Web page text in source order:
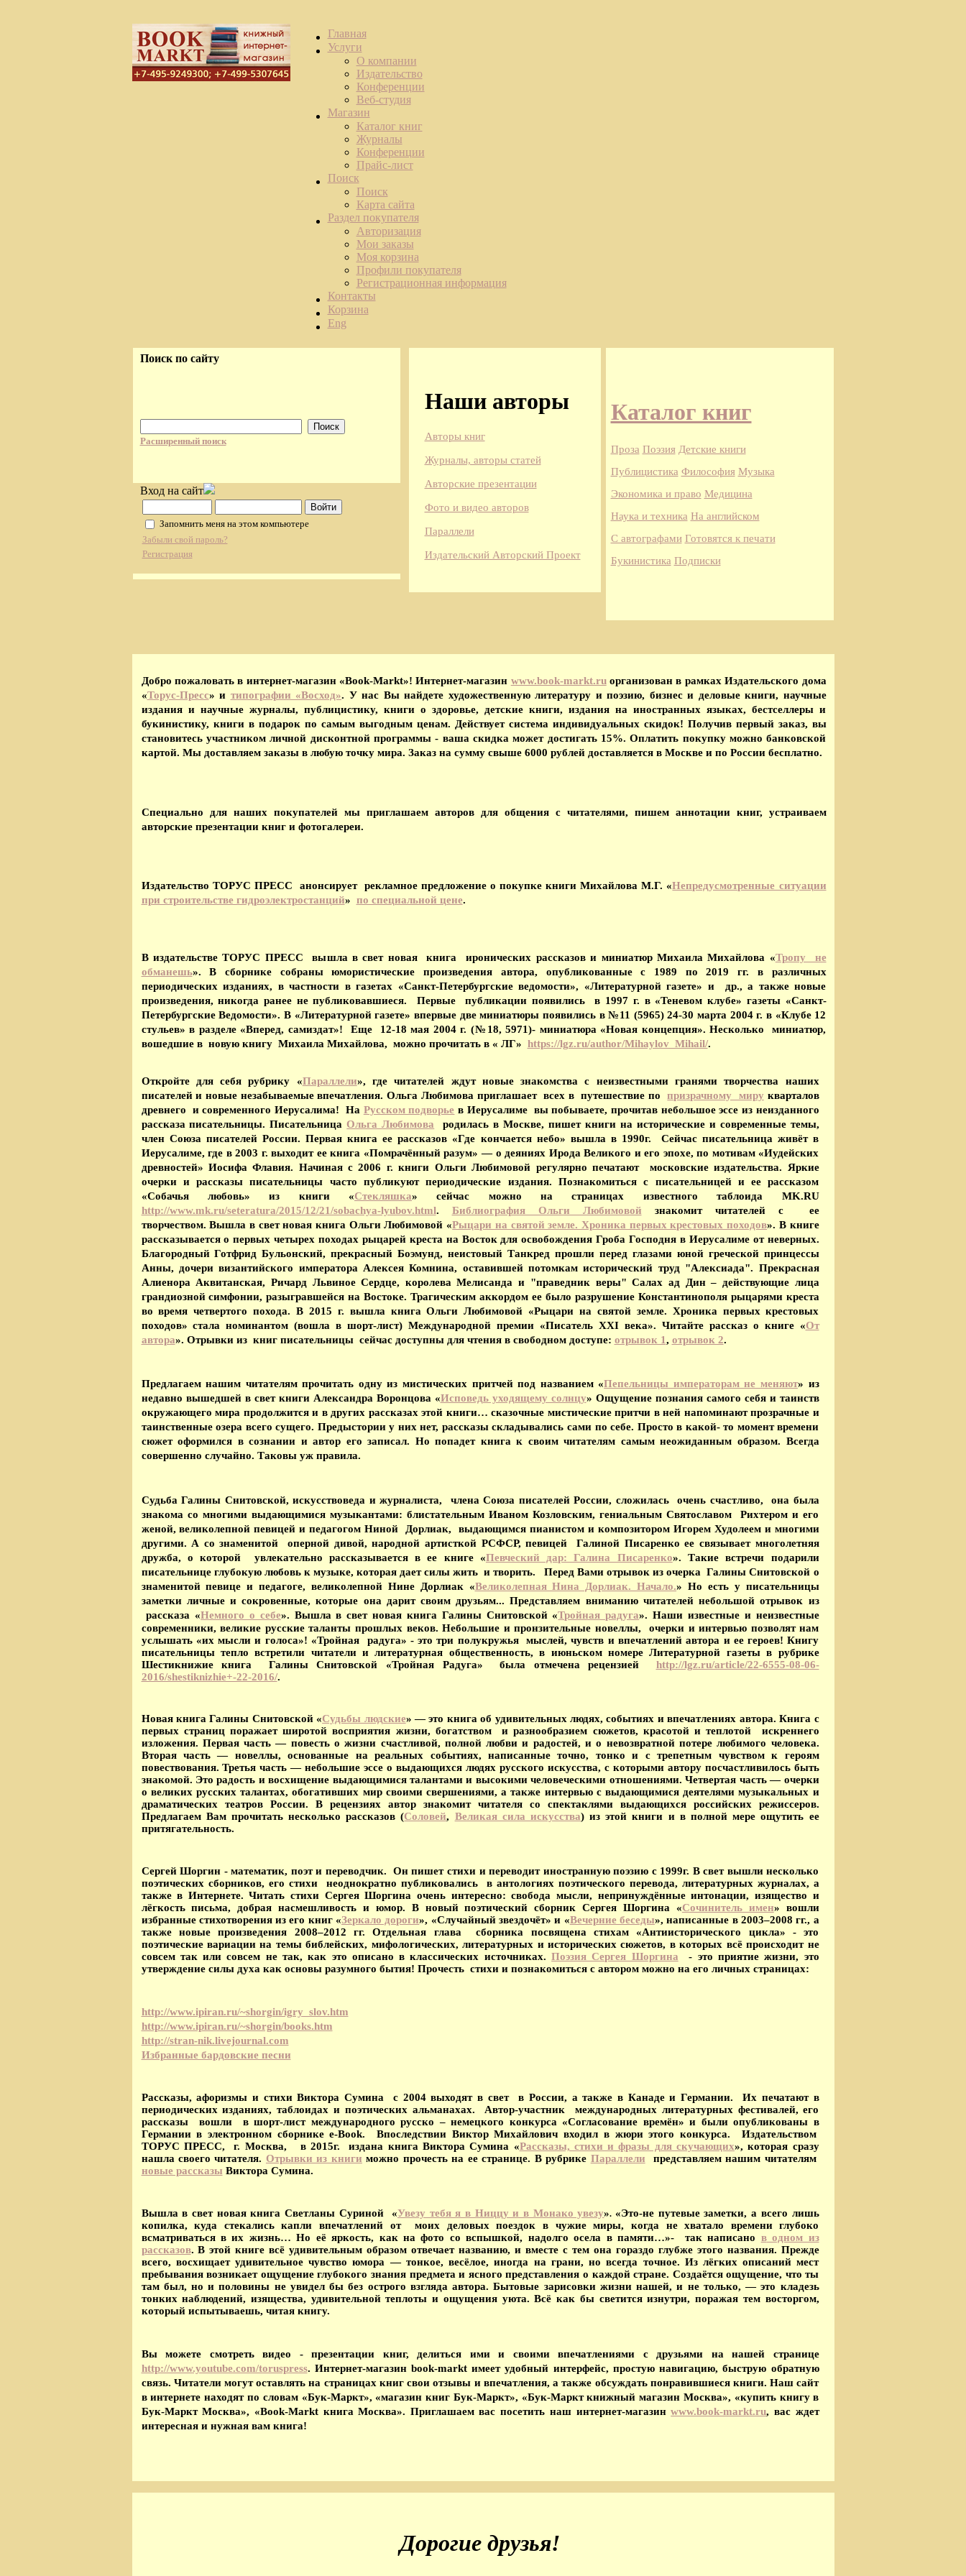
Главная
Услуги
О компании
Издательство
Конференции
Веб-студия
Магазин
Каталог книг
Журналы
Конференции
Прайс-лист
Поиск
Поиск
Карта сайта
Раздел покупателя
Авторизация
Мои заказы
Моя корзина
Профили покупателя
Регистрационная информация
Контакты
Корзина
Eng
Поиск по сайту
Расширенный поиск
Вход на сайт
Запомнить меня на этом компьютере
Забыли свой пароль?
Регистрация
Наши авторы
Авторы книг
Журналы, авторы статей
Авторские презентации
Фото и видео авторов
Параллели
Издательский Авторский Проект
Каталог книг
Проза Поэзия Детские книги
Публицистика Философия Музыка
Экономика и право Медицина
Наука и техника На английском
С автографами Готовятся к печати
Букинистика Подписки
Добро пожаловать в интернет-магазин «Book-Markt»! Интернет-магазин www.book-markt.ruорганизован в рамках Издательского дома
«Торус-Пресс» и типографии «Восход». У нас Вы найдете художественную литературу и поэзию, бизнес и деловые книги, научные
издания и научные журналы, публицистику, книги о здоровье, детские книги, издания на иностранных языках, бестселлеры и
букинистику, книги в подарок по самым выгодным ценам. Действует система индивидуальных скидок! Получив первый заказ, вы
становитесь участником личной дисконтной программы - ваша скидка может достигать 15%. Оплатить покупку можно банковской
картой. Мы доставляем заказы в любую точку мира. Заказ на сумму свыше 6000 рублей доставляется в Москве и по России бесплатно.
Специально для наших покупателей мы приглашаем авторов для общения с читателями, пишем аннотации книг, устраиваем
авторские презентации книг и фотогалереи.
Издательство ТОРУС ПРЕСС анонсирует рекламное предложение о покупке книги Михайлова М.Г. «Непредусмотренные ситуации
при строительстве гидроэлектростанций» по специальной цене.
В издательстве ТОРУС ПРЕСС вышла в свет новая книга иронических рассказов и миниатюр Михаила Михайлова «Тропу не
обманешь». В сборнике собраны юмористические произведения автора, опубликованные с 1989 по 2019 гг. в различных
периодических изданиях, в частности в газетах «Санкт-Петербургские ведомости», «Литературной газете» и др., а также новые
произведения, никогда ранее не публиковавшиеся. Первые публикации появились в 1997 г. в «Теневом клубе» газеты «Санкт-
Петербургские Ведомости». В «Литературной газете» впервые две миниатюры появились в №11 (5965) 24-30 марта 2004 г. в «Клубе 12
стульев» в разделе «Вперед, самиздат»! Еще 12-18 мая 2004 г. (№18, 5971)- миниатюра «Новая концепция». Несколько миниатюр,
вошедшие в новую книгу Михаила Михайлова, можно прочитать в « ЛГ» https://lgz.ru/author/Mihaylov_Mihail/.
Откройте для себя рубрику «Параллели», где читателей ждут новые знакомства с неизвестными гранями творчества наших
писателей и новые незабываемые впечатления. Ольга Любимова приглашает всех в путешествие попризрачному миру кварталов
древнего и современного Иерусалима! На Русском подворье в Иерусалиме вы побываете, прочитав небольшое эссе из неизданного
рассказа писательницы. ПисательницаОльга Любимова родилась в Москве, пишет книги на исторические и современные темы,
член Союза писателей России. Первая книга ее рассказов «Где кончается небо» вышла в 1990г. Сейчас писательница живёт в
Иерусалиме, где в 2003 г. выходит ее книга «Помрачённый разум» — о деяниях Ирода Великого и его эпохе, по мотивам «Иудейских
древностей» Иосифа Флавия. Начиная с 2006 г. книги Ольги Любимовой регулярно печатают московские издательства. Яркие
очерки и рассказы писательницы часто публикуют периодические издания. Познакомиться с писательницей и ее рассказом
«Собачья любовь» из книги «Стекляшка» сейчас можно на страницах известного таблоида MK.RU
http://www.mk.ru/seteratura/2015/12/21/sobachya-lyubov.html. Библиография Ольги Любимовой знакомит читателей с ее
творчеством.Вышла в свет новая книга Ольги Любимовой «Рыцари на святой земле. Хроника первых крестовых походов». В книге
рассказывается о первых четырех походах рыцарей креста на Восток для освобождения Гроба Господня в Иерусалиме от неверных.
Благородный Готфрид Бульонский, прекрасный Боэмунд, неистовый Танкред прошли перед глазами юной греческой принцессы
Анны, дочери византийского императора Алексея Комнина, оставившей потомкам исторический труд "Алексиада". Прекрасная
Алиенора Аквитанская, Ричард Львиное Сердце, королева Мелисанда и "праведник веры" Салах ад Дин – действующие лица
грандиозной симфонии, разыгравшейся на Востоке. Трагическим аккордом ее было разрушение Константинополя рыцарями креста
во время четвертого похода. В 2015 г. вышла книга Ольги Любимовой «Рыцари на святой земле. Хроника первых крестовых
походов» стала номинантом (вошла в шорт-лист) Международной премии «Писатель XXI века». Читайте рассказ о книге «От
автора». Отрывки из книг писательницы сейчас доступны для чтения в свободном доступе: отрывок 1, отрывок 2.
Предлагаем нашим читателям прочитать одну из мистических притчей под названием «Пепельницы императорам не меняют» из
недавно вышедшей в свет книги Александра Воронцова «Исповедь уходящему солнцу» Ощущение познания самого себя и таинств
окружающего мира продолжится и в других рассказах этой книги… сказочные мистические притчи в ней напоминают прозрачные и
таинственные озера всего сущего. Предыстории у них нет, рассказы складывались сами по себе. Просто в какой- то момент времени
сюжет оформился в сознании и автор его записал. Но попадет книга к своим читателям самым неожиданным образом. Всегда
совершенно случайно. Таковы уж правила.
Судьба Галины Снитовской, искусствоведа и журналиста, члена Союза писателей России, сложилась очень счастливо, она была
знакома со многими выдающимися музыкантами: блистательным Иваном Козловским, гениальным Святославом Рихтером и его
женой, великолепной певицей и педагогом Ниной Дорлиак, выдающимся пианистом и композитором Игорем Худолеем и многими
другими. А со знаменитой оперной дивой, народной артисткой РСФСР, певицей Галиной Писаренко ее связывает многолетняя
дружба, о которой увлекательно рассказывается в ее книге «Певческий дар: Галина Писаренко». Такие встречи подарили
писательнице глубокую любовь к музыке, которая дает силы жить и творить. Перед Вами отрывок из очерка Галины Снитовской о
знаменитой певице и педагоге, великолепной Нине Дорлиак «Великолепная Нина Дорлиак. Начало.» Но есть у писательницы
заметки личные и сокровенные, которые она дарит своим друзьям... Представляем вниманию читателей небольшой отрывок из
рассказа «Немного о себе». Вышла в свет новая книга Галины Снитовской «Тройная радуга». Наши известные и неизвестные
современники, великие русские таланты прошлых веков. Небольшие и пронзительные новеллы, очерки и интервью позволят нам
услышать «их мысли и голоса»! «Тройная радуга» - это три полукружья мыслей, чувств и впечатлений автора и ее героев! Книгу
писательницы тепло встретили читатели и литературная общественность, в июньском номере Литературной газеты в рубрике
Шестикнижие книга Галины Снитовской «Тройная Радуга» была отмечена рецензией http://lgz.ru/article/22-6555-08-06-
2016/shestiknizhie+-22-2016/.
Новая книга Галины Снитовской «Судьбы людские» — это книга об удивительных людях, событиях и впечатлениях автора. Книга с
первых страниц поражает широтой восприятия жизни, богатством и разнообразием сюжетов, красотой и теплотой искреннего
изложения. Первая часть — повесть о жизни счастливой, полной любви и радостей, и о невозвратной потере любимого человека.
Вторая часть — новеллы, основанные на реальных событиях, написанные точно, тонко и с трепетным чувством к героям
повествования. Третья часть — небольшие эссе о выдающихся людях русского искусства, с которыми автору посчастливилось быть
знакомой. Это радость и восхищение выдающимися талантами и высокими человеческими отношениями. Четвертая часть — очерки
о великих русских талантах, обогативших мир своими свершениями, а также интервью с выдающимися деятелями музыкальных и
драматических театров России. В рецензиях автор знакомит читателя со спектаклями выдающихся российских режиссеров.
Предлагаем Вам прочитать несколько рассказов (Соловей, Великая сила искусства) из этой книги и в полной мере ощутить ее
притягательность.
Сергей Шоргин - математик, поэт и переводчик. Он пишет стихи и переводит иностранную поэзию с 1999г. В свет вышли несколько
поэтических сборников, его стихи неоднократно публиковались в антологиях поэтического перевода, литературных журналах, а
также в Интернете. Читать стихи Сергея Шоргина очень интересно: свобода мысли, непринуждённые интонации, изящество и
лёгкость письма, добрая насмешливость и юмор. В новый поэтический сборник Сергея Шоргина «Сочинитель имен» вошли
избранные стихотворения из его книг «Зеркало дороги», «Случайный звездочёт» и «Вечерние беседы», написанные в 2003–2008 гг., а
также новые произведения 2008–2012 гг. Отдельная глава сборника посвящена стихам «Антиисторического цикла» - это
поэтические вариации на темы библейских, мифологических, литературных и исторических сюжетов, в которых всё происходит не
совсем так или совсем не так, как это описано в классических источниках.Поэзия Сергея Шоргина - это приятие жизни, это
утверждение силы духа как основы разумного бытия! Прочесть стихи и познакомиться с автором можно на его личных страницах:
http://www.ipiran.ru/~shorgin/igry_slov.htm
http://www.ipiran.ru/~shorgin/books.htm
http://stran-nik.livejournal.com
Избранные бардовские песни
Рассказы, афоризмы и стихи Виктора Сумина с 2004 выходят в свет в России, а также в Канаде и Германии. Их печатают в
периодических изданиях, таблоидах и поэтических альманахах. Автор-участник международных литературных фестивалей, его
рассказы вошли в шорт-лист международного русско – немецкого конкурса «Согласование времён» и были опубликованы в
Германии в электронном сборнике e-Book. Впоследствии Виктор Михайлович входил в жюри этого конкурса. Издательством
ТОРУС ПРЕСС, г. Москва, в 2015г. издана книга Виктора Сумина «Рассказы, стихи и фразы для скучающих», которая сразу
нашла своего читателя. Отрывки из книги можно прочесть на ее странице. В рубрике Параллели представляем нашим читателям
новые рассказы Виктора Сумина.
Вышла в свет новая книга Светланы Суриной «Увезу тебя я в Ниццу и в Монако увезу».«Это-не путевые заметки, а всего лишь
копилка, куда стекались капли впечатлений от моих деловых поездок в чужие миры, когда не хватало времени глубоко
всматриваться в их жизнь…Но её яркость, как на фото со вспышкой, надолго осела в памяти…»- так написано водном из
рассказов. В этой книге всё удивительным образом отвечает названию, и вместе с тем она гораздо глубже этого названия. Прежде
всего, восхищает удивительное чувство юмора — тонкое, весёлое, иногда на грани, но всегда точное. Из лёгких описаний мест
пребывания возникает ощущение глубокого знания предмета и ясного представления о каждой стране. Создаётся ощущение, что ты
там был, но и половины не увидел бы без острого взгляда автора. Бытовые зарисовки жизни нашей, и не только, — это кладезь
тонких наблюдений, изящества, удивительной теплоты и ощущения уюта. Всё как бы светится изнутри, поражая тем восторгом,
который испытываешь, читая книгу.
Вы можете смотреть видео - презентации книг, делиться ими и своими впечатлениями с друзьями на нашей странице
http://www.youtube.com/toruspress. Интернет-магазин book-markt имеет удобный интерфейс, простую навигацию, быструю обратную
связь. Читатели могут оставлять на страницах книг свои отзывы и впечатления, а также обсуждать понравившиеся книги. Наш сайт
в интернете находят по словам «Бук-Маркт», «магазин книг Бук-Маркт», «Бук-Маркт книжный магазин Москва», «купить книгу в
Бук-Маркт Москва», «Book-Markt книга Москва». Приглашаем вас посетить наш интернет-магазинwww.book-markt.ru, вас ждет
интересная и нужная вам книга!
Дорогие друзья!